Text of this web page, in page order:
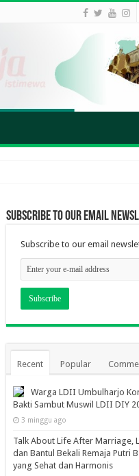
Subscribe to our email
Subscribe to our email
Recent Popular
Warga LDII Umbulharjo
Bakti Sambut Muswil LDII DIY
3 minggu ago
Talk About Life After Marriage,
dan Bantul Bekali Remaja Putri
yang Sehat dan Harmonis